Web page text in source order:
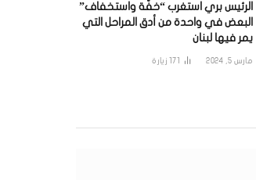
الرئيس بري استغرب “خفّة واستخفاف”
البعض في واحدة من أدق المراحل التي
يمر فيها لبنان
مارس 5, 2024 171 زيارة